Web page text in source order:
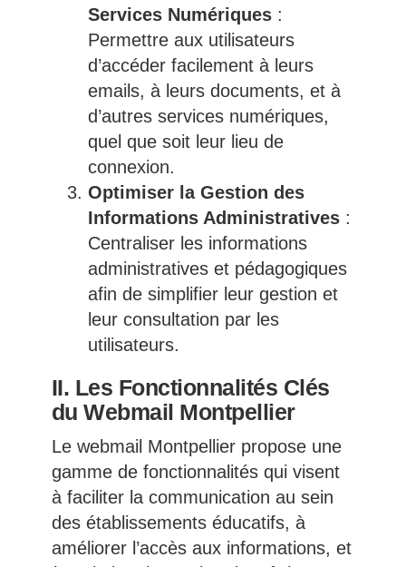
Services Numériques:
Permettre aux utilisateurs
d’accéder facilement à leurs
emails, à leurs documents, et à
d’autres services numériques,
quel que soit leur lieu de
connexion.
Optimiser la Gestion des
Informations Administratives:
Centraliser les informations
administratives et pédagogiques
afin de simplifier leur gestion et
leur consultation par les
utilisateurs.
II. Les Fonctionnalités Clés
du Webmail Montpellier
Le webmail Montpellier propose une
gamme de fonctionnalités qui visent
à faciliter la communication au sein
des établissements éducatifs, à
améliorer l’accès aux informations, et